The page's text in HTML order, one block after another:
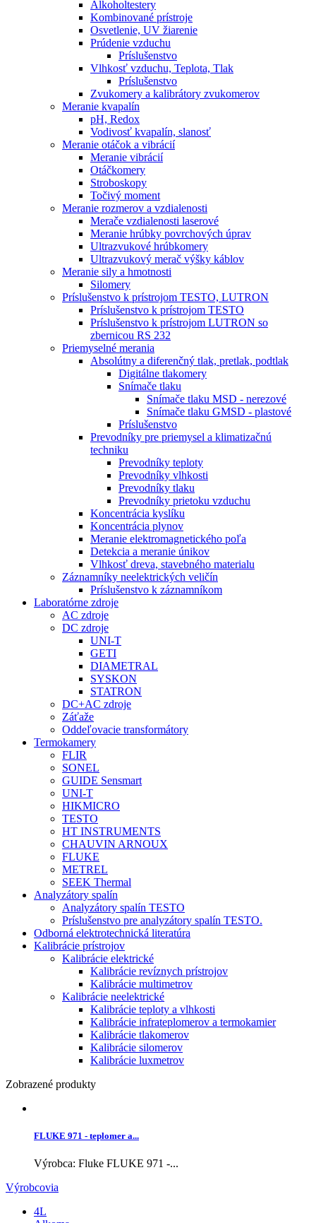
Alkoholtestery
Kombinované prístroje
Osvetlenie, UV žiarenie
Prúdenie vzduchu
Príslušenstvo
Vlhkosť vzduchu, Teplota, Tlak
Príslušenstvo
Zvukomery a kalibrátory zvukomerov
Meranie kvapalín
pH, Redox
Vodivosť kvapalín, slanosť
Meranie otáčok a vibrácií
Meranie vibrácií
Otáčkomery
Stroboskopy
Točivý moment
Meranie rozmerov a vzdialenosti
Merače vzdialenosti laserové
Meranie hrúbky povrchových úprav
Ultrazvukové hrúbkomery
Ultrazvukový merač výšky káblov
Meranie sily a hmotnosti
Silomery
Príslušenstvo k prístrojom TESTO, LUTRON
Príslušenstvo k prístrojom TESTO
Príslušenstvo k prístrojom LUTRON so
zbernicou RS 232
Priemyselné merania
Absolútny a diferenčný tlak, pretlak, podtlak
Digitálne tlakomery
Snímače tlaku
Snímače tlaku MSD - nerezové
Snímače tlaku GMSD - plastové
Príslušenstvo
Prevodníky pre priemysel a klimatizačnú
techniku
Prevodníky teploty
Prevodníky vlhkosti
Prevodníky tlaku
Prevodníky prietoku vzduchu
Koncentrácia kyslíku
Koncentrácia plynov
Meranie elektromagnetického poľa
Detekcia a meranie únikov
Vlhkosť dreva, stavebného materialu
Záznamníky neelektrických veličín
Príslušenstvo k záznamníkom
Laboratórne zdroje
AC zdroje
DC zdroje
UNI-T
GETI
DIAMETRAL
SYSKON
STATRON
DC+AC zdroje
Záťaže
Oddeľovacie transformátory
Termokamery
FLIR
SONEL
GUIDE Sensmart
UNI-T
HIKMICRO
TESTO
HT INSTRUMENTS
CHAUVIN ARNOUX
FLUKE
METREL
SEEK Thermal
Analyzátory spalín
Analyzátory spalín TESTO
Príslušenstvo pre analyzátory spalín TESTO.
Odborná elektrotechnická literatúra
Kalibrácie prístrojov
Kalibrácie elektrické
Kalibrácie revíznych prístrojov
Kalibrácie multimetrov
Kalibrácie neelektrické
Kalibrácie teploty a vlhkosti
Kalibrácie infrateplomerov a termokamier
Kalibrácie tlakomerov
Kalibrácie silomerov
Kalibrácie luxmetrov
Zobrazené produkty
FLUKE 971 - teplomer a...
Výrobca: Fluke FLUKE 971 -...
Výrobcovia
4L